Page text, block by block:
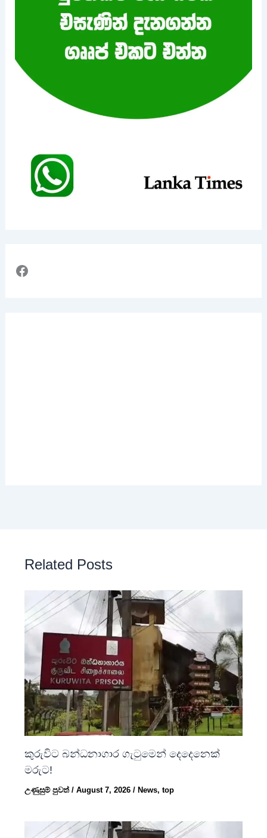
Related Posts
කුරුවිට බන්ධනාගාර ගැටුමෙන් දෙදෙනෙක්
මරුට!
උණුසුම් පුවත්/August 7, 2026/ News,top